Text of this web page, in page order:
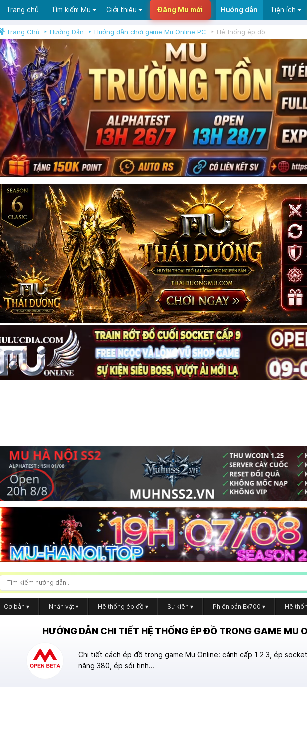
Trang chủ Tìm kiếm Mu Giới thiệu Đăng Mu mới Hướng dẫn Tiện ích
Trang Chủ Hướng Dẫn Hướng dẫn chơi game Mu Online PC Hệ thống ép đồ
Cơ bản ▾ Nhân vật ▾ Hệ thống ép đồ ▾ Sự kiện ▾ Phiên bản Ex700 ▾ Hệ
HƯỚNG DẪN CHI TIẾT HỆ THỐNG ÉP ĐỒ TRONG GAME MU
Chi tiết cách ép đồ trong game Mu Online: cánh cấp 1 2 3, ép
năng 380, ép sói tinh...